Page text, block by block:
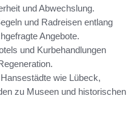
und Abwechslung.
und Radreisen entlang
Angebote.
und Kurbehandlungen
wie Lübeck,
zu Museen und historischen